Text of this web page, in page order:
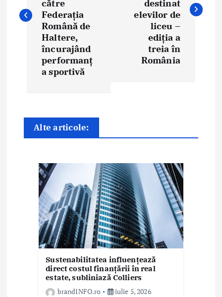
i
g
a
către
Federația
Română de
Haltere,
încurajând
performanț
a sportivă
destinat
elevilor de
liceu –
ediția a
treia în
România
Alte articole:
Sustenabilitatea influențează
direct costul finanțării în real
estate, subliniază Colliers
brandINFO.ro
iulie 5, 2026